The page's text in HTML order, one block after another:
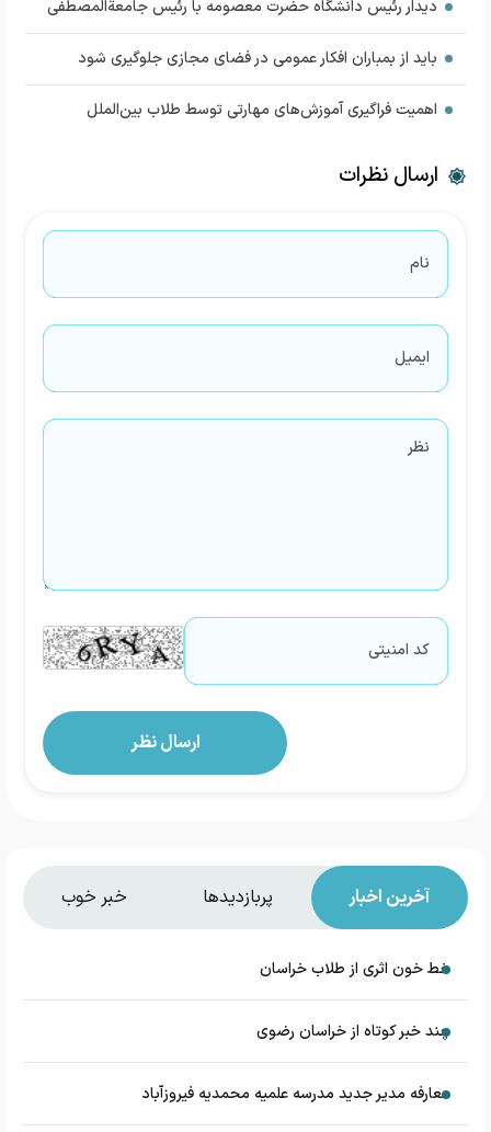
دیدار رئیس دانشگاه حضرت معصومه با رئیس جامعةالمصطفی
باید از بمباران افکار عمومی در فضای مجازی جلوگیری شود
اهمیت فراگیری آموزش‌های مهارتی توسط طلاب بین‌الملل
ارسال نظرات
آخرین اخبار پربازدیدها خبر خوب
خط خون اثری از طلاب خراسان
چند خبر کوتاه از خراسان رضوی
معارفه مدیر جدید مدرسه علمیه محمدیه فیروزآباد